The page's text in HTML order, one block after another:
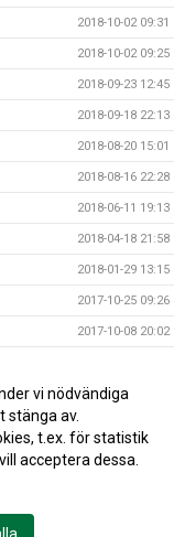
2018-10-02 09:31
2018-10-02 09:25
2018-09-23 12:45
2018-09-18 22:13
2018-08-20 15:01
2018-08-16 22:28
2018-06-11 19:13
2018-04-18 21:58
2018-01-29 13:15
2017-10-25 09:26
2017-10-08 20:02
2017-08-23 21:25
2017-08-13 21:03
vi nödvändiga
stänga av.
t.ex. för statistik
acceptera dessa.